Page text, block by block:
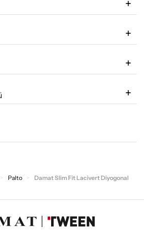
Palto
Damat Slim Fit Lacivert Diyogonal